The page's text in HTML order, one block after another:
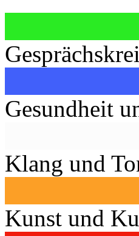
Gesundheit
Klang und
Kunst und